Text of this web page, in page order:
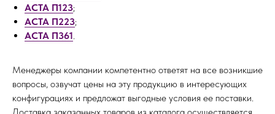
АСТА П123;
АСТА П223;
АСТА П361.
Менеджеры компании компетентно ответят на все возникшие
вопросы, озвучат цены на эту продукцию в интересующих
конфигурациях и предложат выгодные условия ее поставки.